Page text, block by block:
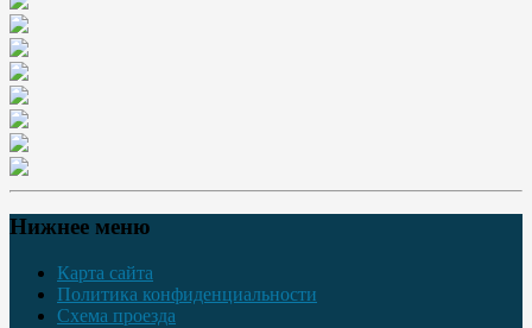
Нижнее меню
Карта сайта
Политика конфиденциальности
Схема проезда